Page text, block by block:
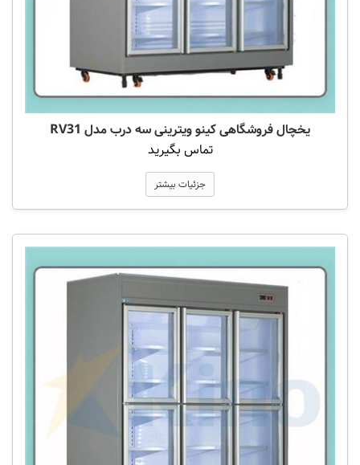
یخچال فروشگاهی کینو ویترینی سه درب مدل RV31
تماس بگیرید
جزئیات بیشتر